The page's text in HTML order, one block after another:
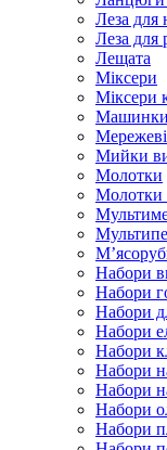
Леза для
Леза для
Лещата
Міксери
Міксери
Машинки
Мийки
Молотки
Молотки
Набори
Набори
Набори
Набори
Набори
Набори
Набори
Набори
Набори